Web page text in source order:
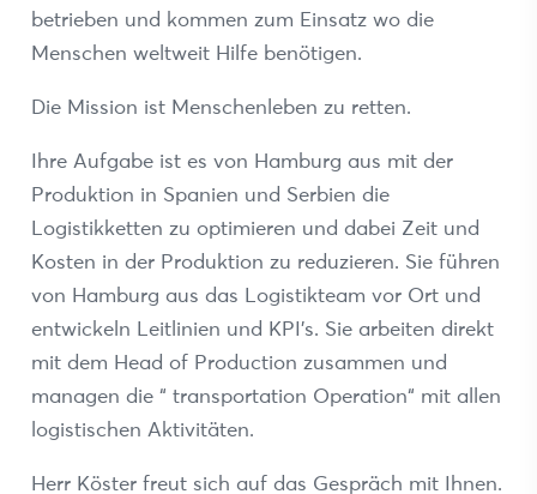
betrieben und kommen zum Einsatz wo die
Menschen weltweit Hilfe benötigen.
Die Mission ist Menschenleben zu retten.
Ihre Aufgabe ist es von Hamburg aus mit der
Produktion in Spanien und Serbien die
Logistikketten zu optimieren und dabei Zeit und
Kosten in der Produktion zu reduzieren. Sie führen
von Hamburg aus das Logistikteam vor Ort und
entwickeln Leitlinien und KPI’s. Sie arbeiten direkt
mit dem Head of Production zusammen und
managen die “ transportation Operation“ mit allen
logistischen Aktivitäten.
Herr Köster freut sich auf das Gespräch mit Ihnen.